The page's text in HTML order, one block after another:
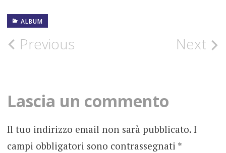
ALBUM
14
MARZO
DEF
ROCK
Post
Previous Next
Lascia un commento
Il tuo indirizzo email non sarà pubblicato. I
campi obbligatori sono contrassegnati *